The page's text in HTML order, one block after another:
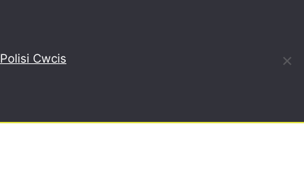
Polisi Cwcis